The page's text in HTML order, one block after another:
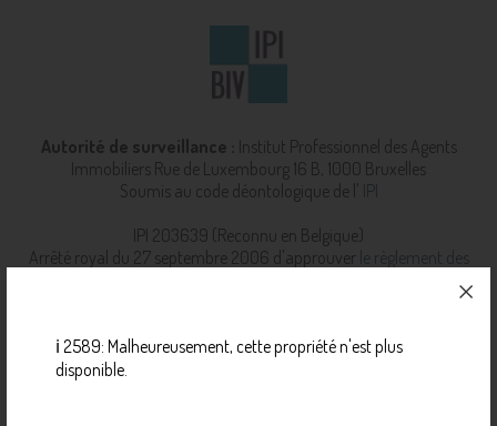
Autorité de surveillance : Institut Professionnel des Agents
Immobiliers Rue de Luxembourg 16 B, 1000 Bruxelles
Soumis au code déontologique de l' IPI
IPI 203639 (Reconnu en Belgique)
Arrêté royal du 27 septembre 2006 d'approuver le règlement des
Contactez l'IPI via02 505 38 50|info@biv.be
ℹ️ 2589: Malheureusement, cette propriété n'est plus
disponible.